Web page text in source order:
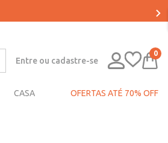
Entre ou cadastre-se
0
CASA OFERTAS ATÉ 70% OFF